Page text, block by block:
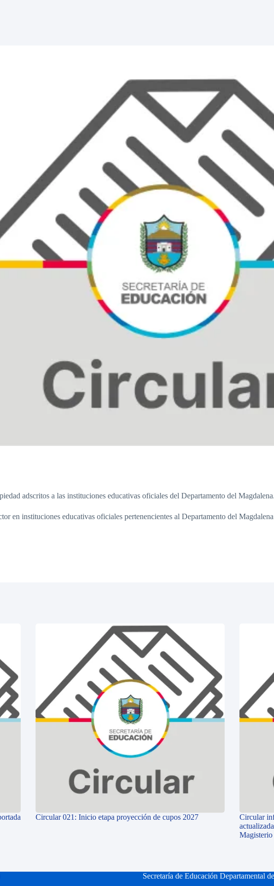
adscritos a las instituciones educativas oficiales del Departamento del
en instituciones educativas oficiales pertenencientes al Departamento del
Circular 021: Inicio etapa proyección de cupos 2027
Circular
Secretaría de Educación Departamental